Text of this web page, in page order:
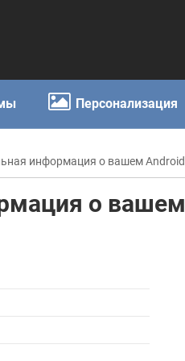
Персонализация
информация о вашем Android
о вашем